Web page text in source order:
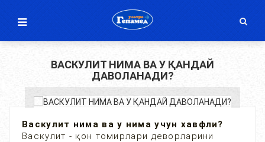
ВАСКУЛИТ НИМА ВА У ҚАНДАЙ
ДАВОЛАНАДИ?
Васкулит нима ва у нима учун хавфли?
Васкулит - қон томирлари деворларини